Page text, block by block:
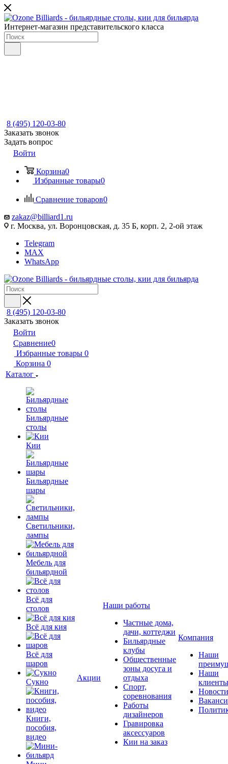
Интернет-магазин представительского класса
8 (495) 120-03-80
Заказать звонок
Задать вопрос
Войти
Корзина0
Избранные товары0
Сравнение товаров0
zakaz@billiard1.ru
г. Москва, ул. Воронцовская, д. 35 Б, корп. 2, 2-ой этаж
Telegram
MAX
WhatsApp
8 (495) 120-03-80
Заказать звонок
Войти
Сравнение0
Избранные товары 0
Корзина 0
Каталог
Бильярдные
столы
Кии
Бильярдные
шары
Светильники,
лампы
Мебель для
бильярдной
Всё для
столов
Всё для кия
Всё для
шаров
Сукно
Книги,
пособия,
видео
Акции
Наши работы
Частные дома,
дачи, коттеджи
Бильярдные
клубы
Общественные
зоны досуга и
отдыха
Спорт,
соревнования
Работы
дизайнеров
Гравировка
аксессуаров
Кии на заказ
Компания
Наши
Наши
клиенты
Новости